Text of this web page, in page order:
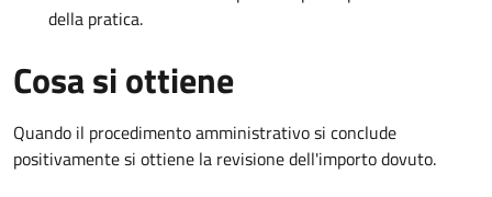
della pratica.
Cosa si ottiene
Quando il procedimento amministrativo si conclude
positivamente si ottiene la revisione dell'importo dovuto.